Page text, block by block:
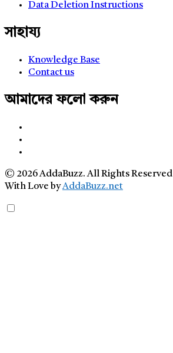
Data Deletion Instructions
সাহায্য
Knowledge Base
Contact us
আমাদের ফলো করুন
© 2026 AddaBuzz. All Rights Reserved
With Love byAddaBuzz.net